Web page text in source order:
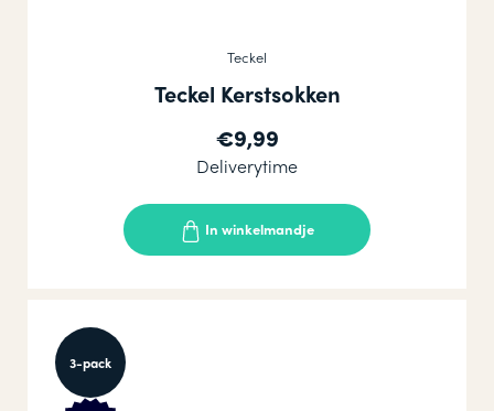
Teckel
Teckel Kerstsokken
€9,99
Deliverytime
In winkelmandje
3-pack